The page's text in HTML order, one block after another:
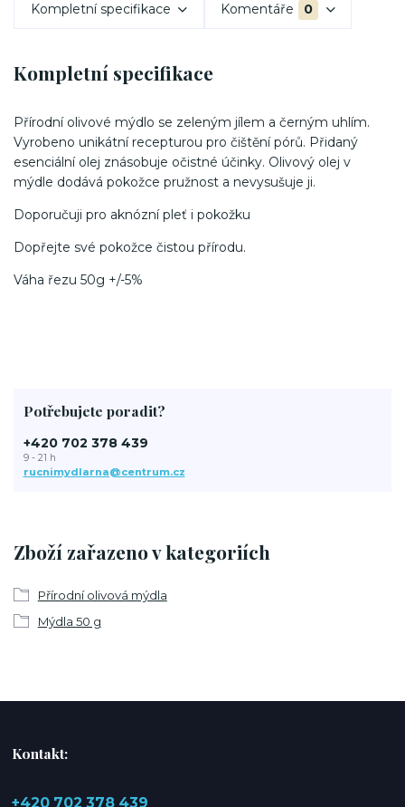
Kompletní specifikace Komentáře 0
Kompletní specifikace
Přírodní olivové mýdlo se zeleným jílem a černým uhlím.
Vyrobeno unikátní recepturou pro čištění pórů. Přidaný
esenciální olej znásobuje očistné účinky. Olivový olej v
mýdle dodává pokožce pružnost a nevysušuje ji.
Doporučuji pro aknózní pleť i pokožku
Dopřejte své pokožce čistou přírodu.
Váha řezu 50g +/-5%
Zboží zařazeno v kategoriích
Přírodní olivová mýdla
Mýdla 50 g
Potřebujete poradit?
+420 702 378 439
9 - 21 h
rucnimydlarna@centrum.cz
Kontakt:
+420 702 378 439